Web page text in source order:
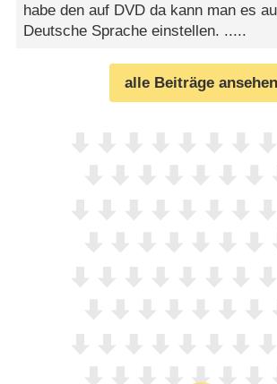
habe den auf DVD da kann man es
Deutsche Sprache einstellen. .....
alle Beiträge ansehen